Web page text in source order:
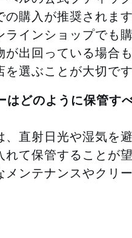
の購入が推奨されま
ラインショップでも
が出回っている場合
を選ぶことが大切で
はどのように保管す
、直射日光や湿気を
れて保管することが
メンテナンスやクリ